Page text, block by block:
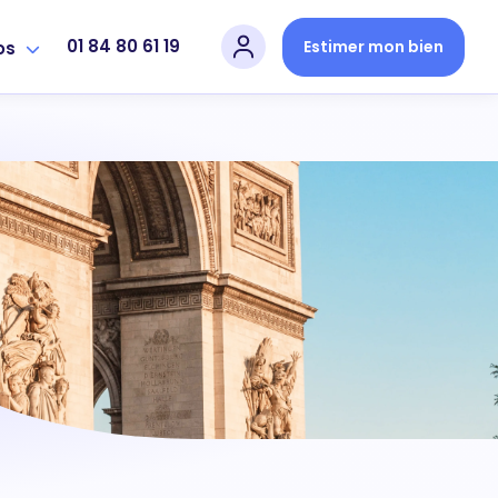
01 84 80 61 19 Estimer mon bien